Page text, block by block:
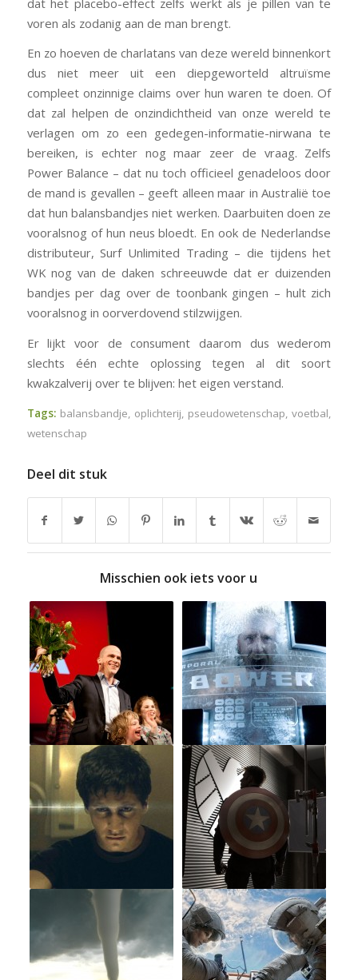
voren als zodanig aan de man brengt.
En zo hoeven de charlatans van deze wereld binnenkort
dus niet meer uit een diepgeworteld altruïsme
compleet onzinnige claims over hun waren te doen. Of
dat zal helpen de onzindichtheid van onze wereld te
verlagen om zo een gedegen-informatie-nirwana te
bereiken, is echter nog maar zeer de vraag. Zelfs
Power Balance – dat nu toch officieel genadeloos door
de mand is gevallen – geeft alleen maar in Australië toe
dat hun balansbandjes niet werken. Daarbuiten doen ze
vooralsnog of hun neus bloedt. En ook de Nederlandse
distributeur, Surf Unlimited Trading – die tijdens het
WK nog van de daken schreeuwde dat er duizenden
bandjes per dag over de toonbank gingen – hult zich
vooralsnog in oorverdovend stilzwijgen.
Er lijkt voor de consument daarom dus wederom
slechts één echte oplossing tegen al dit soort
kwakzalverij over te blijven: het eigen verstand.
Tags: balansbandje, oplichterij, pseudowetenschap,voetbal,
wetenschap
Deel dit stuk
Misschien ook iets voor u